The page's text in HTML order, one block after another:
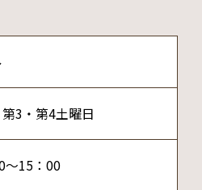
3・第4土曜日
～15：00